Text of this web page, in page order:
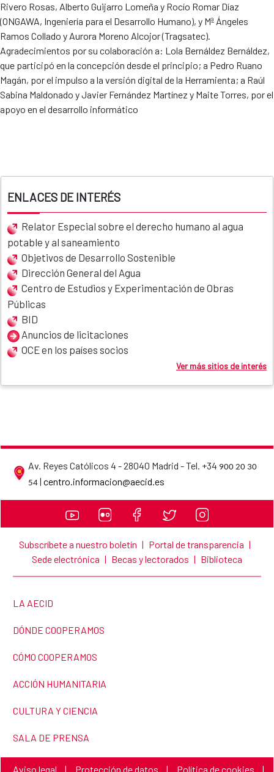
Rivero Rosas, Alberto Guijarro Lomeña y Rocío Romar Díaz
(ONGAWA, Ingeniería para el Desarrollo Humano), y Mª Ángeles
Ramos Collado y Aurora Moreno Alcojor (Tragsatec).
Agradecimientos por su colaboración a: Lola Bernáldez Bernáldez,
que participó en la concepción desde el principio; a Pedro Ruano
Magán, por el impulso a la versión digital de la Herramienta; a Raúl
Sabina Maldonado y Javier Fernández Martínez y Maite Torres, por el
apoyo en el desarrollo informático
ENLACES DE INTERÉS
Relator Especial sobre el derecho humano al agua
potable y al saneamiento
Objetivos de Desarrollo Sostenible
Dirección General del Agua
Centro de Estudios y Experimentación de Obras
Públicas
BID
Anuncios de licitaciones
OCE en los países socios
Ver más sitios de interés
Av. Reyes Católicos 4 - 28040 Madrid - Tel. +34 900 20 30
54 | centro.informacion@aecid.esAECID contact details
Subscríbete a nuestro boletín | Portal de transparencia |
Sede electrónica | Becas y lectorados | Biblioteca
LINK TO THE WEBSITE:
LA AECID
LINK TO THE WEBSITE:
DÓNDE COOPERAMOS
LINK TO THE WEBSITE:
CÓMO COOPERAMOS
LINK TO THE WEBSITE:
ACCIÓN HUMANITARIA
LINK TO THE WEBSITE:
CULTURA Y CIENCIA
LINK TO THE WEBSITE:
SALA DE PRENSA
Link to the website:
Aviso legal | Link to the website:
Protección de datos | Link to the website:
Política de cookies |